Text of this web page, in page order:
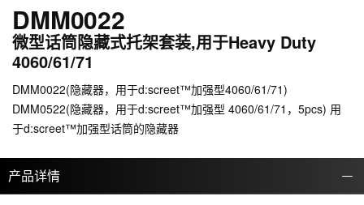
DMM0022
微型话筒隐藏式托架套装,用于Heavy Duty
4060/61/71
DMM0022(隐藏器，用于d:screet™加强型4060/61/71)
DMM0522(隐藏器，用于d:screet™加强型 4060/61/71，5pcs) 用
于d:screet™加强型话筒的隐藏器
产品详情